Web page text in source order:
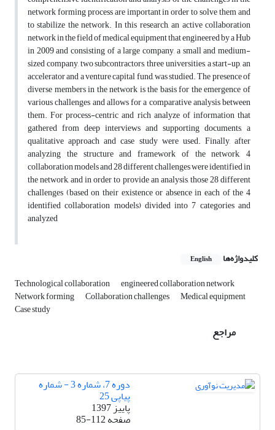
network forming process are important in order to solve them and
to stabilize the network. In this research, an active collaboration
network in the field of medical equipment that engineered by a Hub
in 2009 and consisting of a large company, a small and medium-
sized company, two subcontractors, three universities, a start-up, an
accelerator and a venture capital fund, was studied. The presence of
diverse members in the network is the basis for the emergence of
various challenges and allows for a comparative analysis between
them. For process-centric and rich analyze of information that
gathered from deep interviews and supporting documents, a
qualitative approach and case study were used. Finally, after
analyzing the structure and framework of the network, 4
collaboration models and 28 different challenges were identified in
the network, and in order to provide an analysis, those 28 different
challenges (based on their existence or absence in each of the 4
identified collaboration models) divided into 7 categories and
analyzed
کلیدواژه‌ها English
Technological collaboration engineered collaboration network
Network forming Collaboration challenges Medical equipment
Case study
مراجع
دوره 7، شماره 3 - شماره
پیاپی 25
پاییز 1397
صفحه85-112